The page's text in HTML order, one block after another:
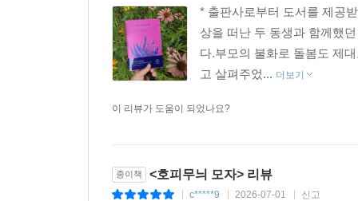
* 출판사로부터 도서를 제공
상을 떠난 두 동생과 함께했
다.부모의 불화로 돌봄도 제
고 살펴주었... 더보기
이 리뷰가 도움이 되었나요?
종이책 <호피무늬 모자> 리뷰
c*****9 2026-07-01 신고